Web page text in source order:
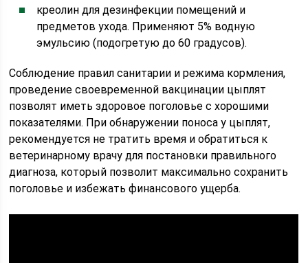
креолин для дезинфекции помещений и
предметов ухода. Применяют 5% водную
эмульсию (подогретую до 60 градусов).
Соблюдение правил санитарии и режима кормления,
проведение своевременной вакцинации цыплят
позволят иметь здоровое поголовье с хорошими
показателями. При обнаружении поноса у цыплят,
рекомендуется не тратить время и обратиться к
ветеринарному врачу для постановки правильного
диагноза, который позволит максимально сохранить
поголовье и избежать финансового ущерба.